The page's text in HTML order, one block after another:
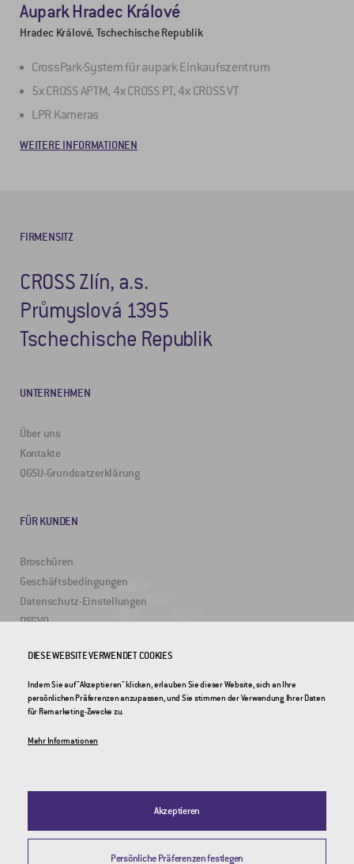
Aupark Hradec Králové
Hradec Králové, Tschechische Republik
CrossPark-System für aupark Einkaufszentrum
5x CROSS APTM, 4x CROSS PT, 4x CROSS VT
LPR Kameras
WEITERE INFORMATIONEN
FIRMENSITZ
CROSS Zlín, a.s.
Průmyslová 1395
Tschechische Republik
UNTERNEHMEN
Über uns
Kontakte
QGSU-Grundsatzerklärung
FÜR KUNDEN
Broschüren
Geschäftsbedingungen
Datenschutz-Einstellungen
DSGVO
2DRoad
DIESE WEBSITE VERWENDET COOKIES
Indem Sie auf "Akzeptieren" klicken, erlauben Sie dieser Website, sich an Ihre
persönlichen Präferenzen anzupassen, und Sie stimmen der Verwendung Ihrer Daten
für Remarketing-Zwecke zu.
Mehr Informationen
Akzeptieren
Persönliche Präferenzen festlegen